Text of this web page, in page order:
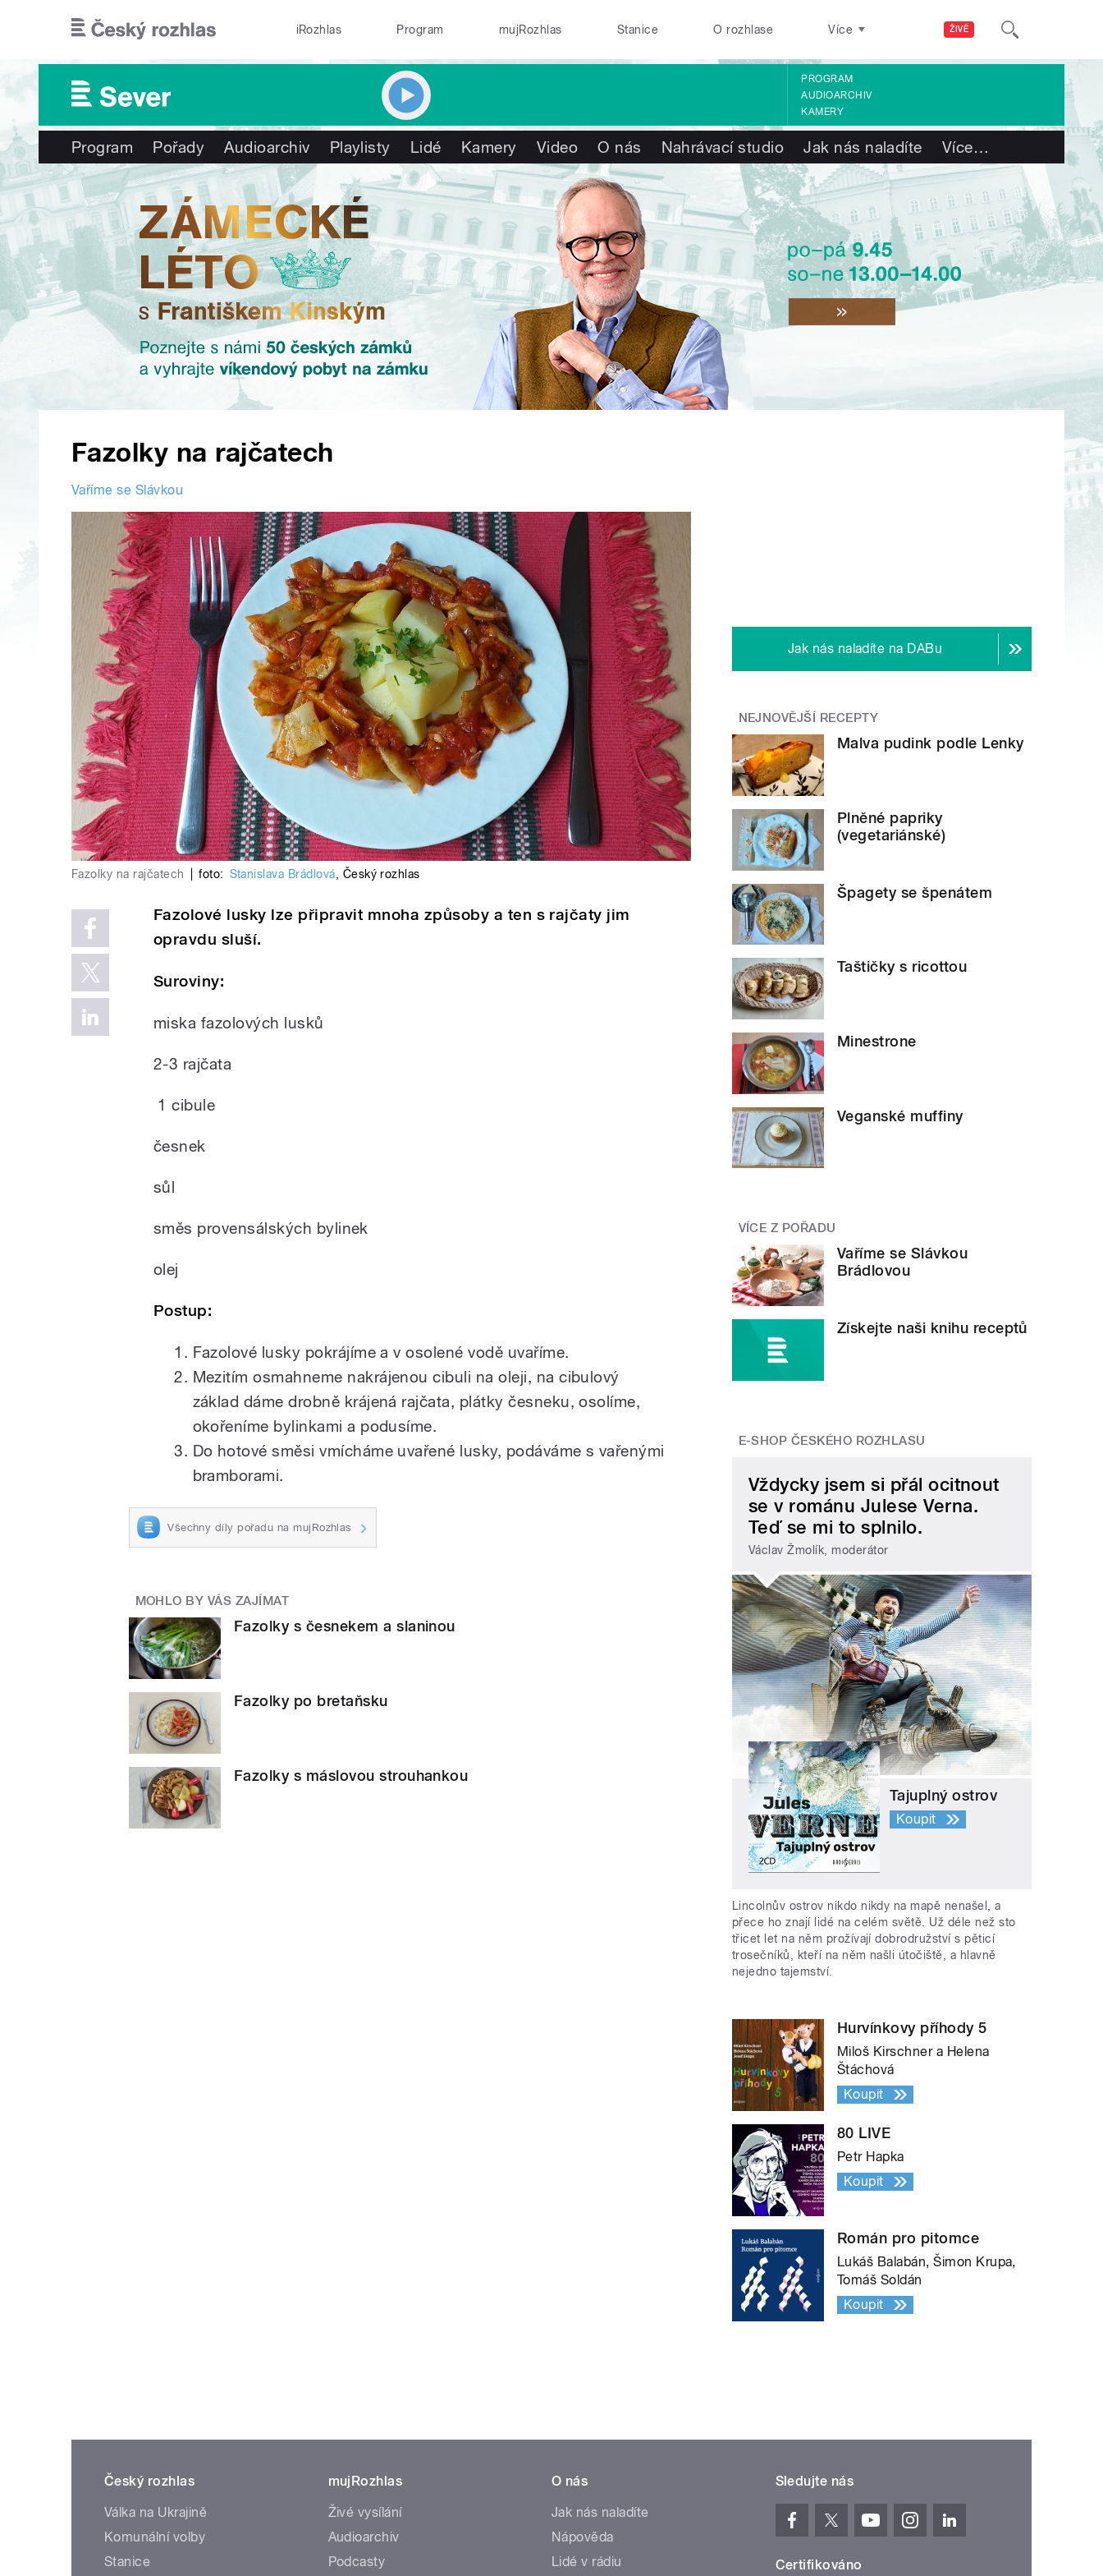
ŽIVĚ
iRozhlas Program mujRozhlas Stanice O rozhlase Více
PROGRAM
AUDIOARCHIV
KAMERY
Program Pořady Audioarchiv Playlisty Lidé Kamery Video O nás Nahrávací studio Jak nás naladíte Více…
Fazolky na rajčatech
Vaříme se Slávkou
Fazolky na rajčatech foto: Stanislava Brádlová, Český rozhlas
Fazolové lusky lze připravit mnoha způsoby a ten s rajčaty jim
opravdu sluší.
Suroviny:
miska fazolových lusků
2-3 rajčata
1 cibule
česnek
sůl
směs provensálských bylinek
olej
Postup:
Fazolové lusky pokrájíme a v osolené vodě uvaříme.
Mezitím osmahneme nakrájenou cibuli na oleji, na cibulový
základ dáme drobně krájená rajčata, plátky česneku, osolíme,
okořeníme bylinkami a podusíme.
Do hotové směsi vmícháme uvařené lusky, podáváme s vařenými
bramborami.
Všechny díly pořadu na mujRozhlas
MOHLO BY VÁS ZAJÍMAT
Fazolky s česnekem a slaninou
Fazolky po bretaňsku
Fazolky s máslovou strouhankou
Jak nás naladíte na DABu
NEJNOVĚJŠÍ RECEPTY
Malva pudink podle Lenky
Plněné papriky
(vegetariánské)
Špagety se špenátem
Taštičky s ricottou
Minestrone
Veganské muffiny
VÍCE Z POŘADU
Vaříme se Slávkou
Brádlovou
Získejte naši knihu receptů
E-SHOP ČESKÉHO ROZHLASU
Vždycky jsem si přál ocitnout
se v románu Julese Verna.
Teď se mi to splnilo.
Václav Žmolík, moderátor
Tajuplný ostrov
Koupit
Lincolnův ostrov nikdo nikdy na mapě nenašel, a
přece ho znají lidé na celém světě. Už déle než sto
třicet let na něm prožívají dobrodružství s pěticí
trosečníků, kteří na něm našli útočiště, a hlavně
nejedno tajemství.
Hurvínkovy příhody 5
Miloš Kirschner a Helena
Štáchová
Koupit
80 LIVE
Petr Hapka
Koupit
Román pro pitomce
Lukáš Balabán, Šimon Krupa,
Tomáš Soldán
Koupit
Český rozhlas
Válka na Ukrajině
Komunální volby
Stanice
mujRozhlas
Živé vysílání
Audioarchiv
Podcasty
O nás
Jak nás naladíte
Nápověda
Lidé v rádiu
Sledujte nás
Certifikováno